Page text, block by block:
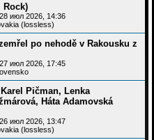
Rock)
28 июл 2026, 14:36
(lossless)
po nehodě v Rakousku z
27 июл 2026, 17:45
Pičman, Lenka
Háta Adamovská
26 июл 2026, 13:47
(lossless)